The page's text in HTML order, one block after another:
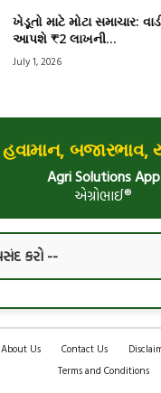
ખેડૂતો માટે મોટા સમાચાર:
આપશે ₹2 લાખની...
July 1, 2026
હવામાન,
Agri Solutions App
એગ્રોભાઈ®
About Us Contact Us
Terms and Conditions